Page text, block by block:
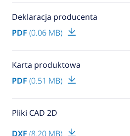
Deklaracja producenta
PDF (0.06 MB)
Karta produktowa
PDF (0.51 MB)
Pliki CAD 2D
DXF (8.20 MB)